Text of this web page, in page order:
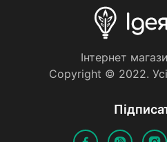
Iнтернет
Copyright © 2022.